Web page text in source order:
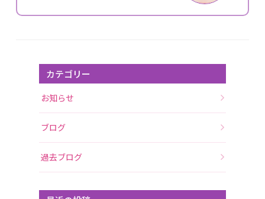
カテゴリー
お知らせ
ブログ
過去ブログ